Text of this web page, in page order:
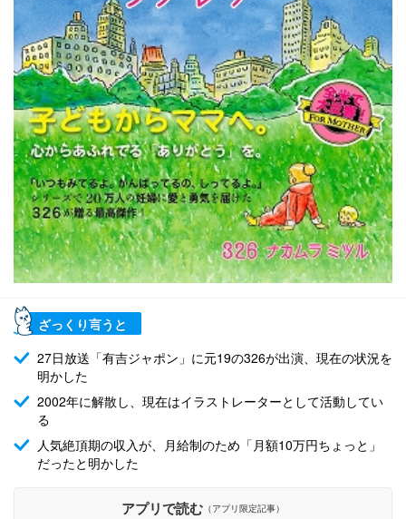
ざっくり言うと
27日放送「有吉ジャポン」に元19の326が出演、現在の状況を
明かした
2002年に解散し、現在はイラストレーターとして活動してい
る
人気絶頂期の収入が、月給制のため「月額10万円ちょっと」
だったと明かした
アプリで読む （アプリ限定記事）